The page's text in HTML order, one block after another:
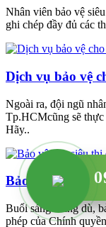
Nhân viên bảo vệ
ghi chép đầy đủ các
Dịch vụ bảo vệ
Ngoài ra, đội ngũ
Tp.HCMcũng sẽ thực
Hãy..
Bảo vệ cho siêu
Buổi sáng mang dù,
phép của Chính